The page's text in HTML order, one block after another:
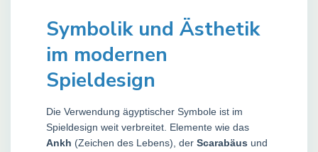
Symbolik und Ästhetik
im modernen
Spieldesign
Die Verwendung ägyptischer Symbole ist im
Spieldesign weit verbreitet. Elemente wie das
Ankh (Zeichen des Lebens), der Scarabäus und